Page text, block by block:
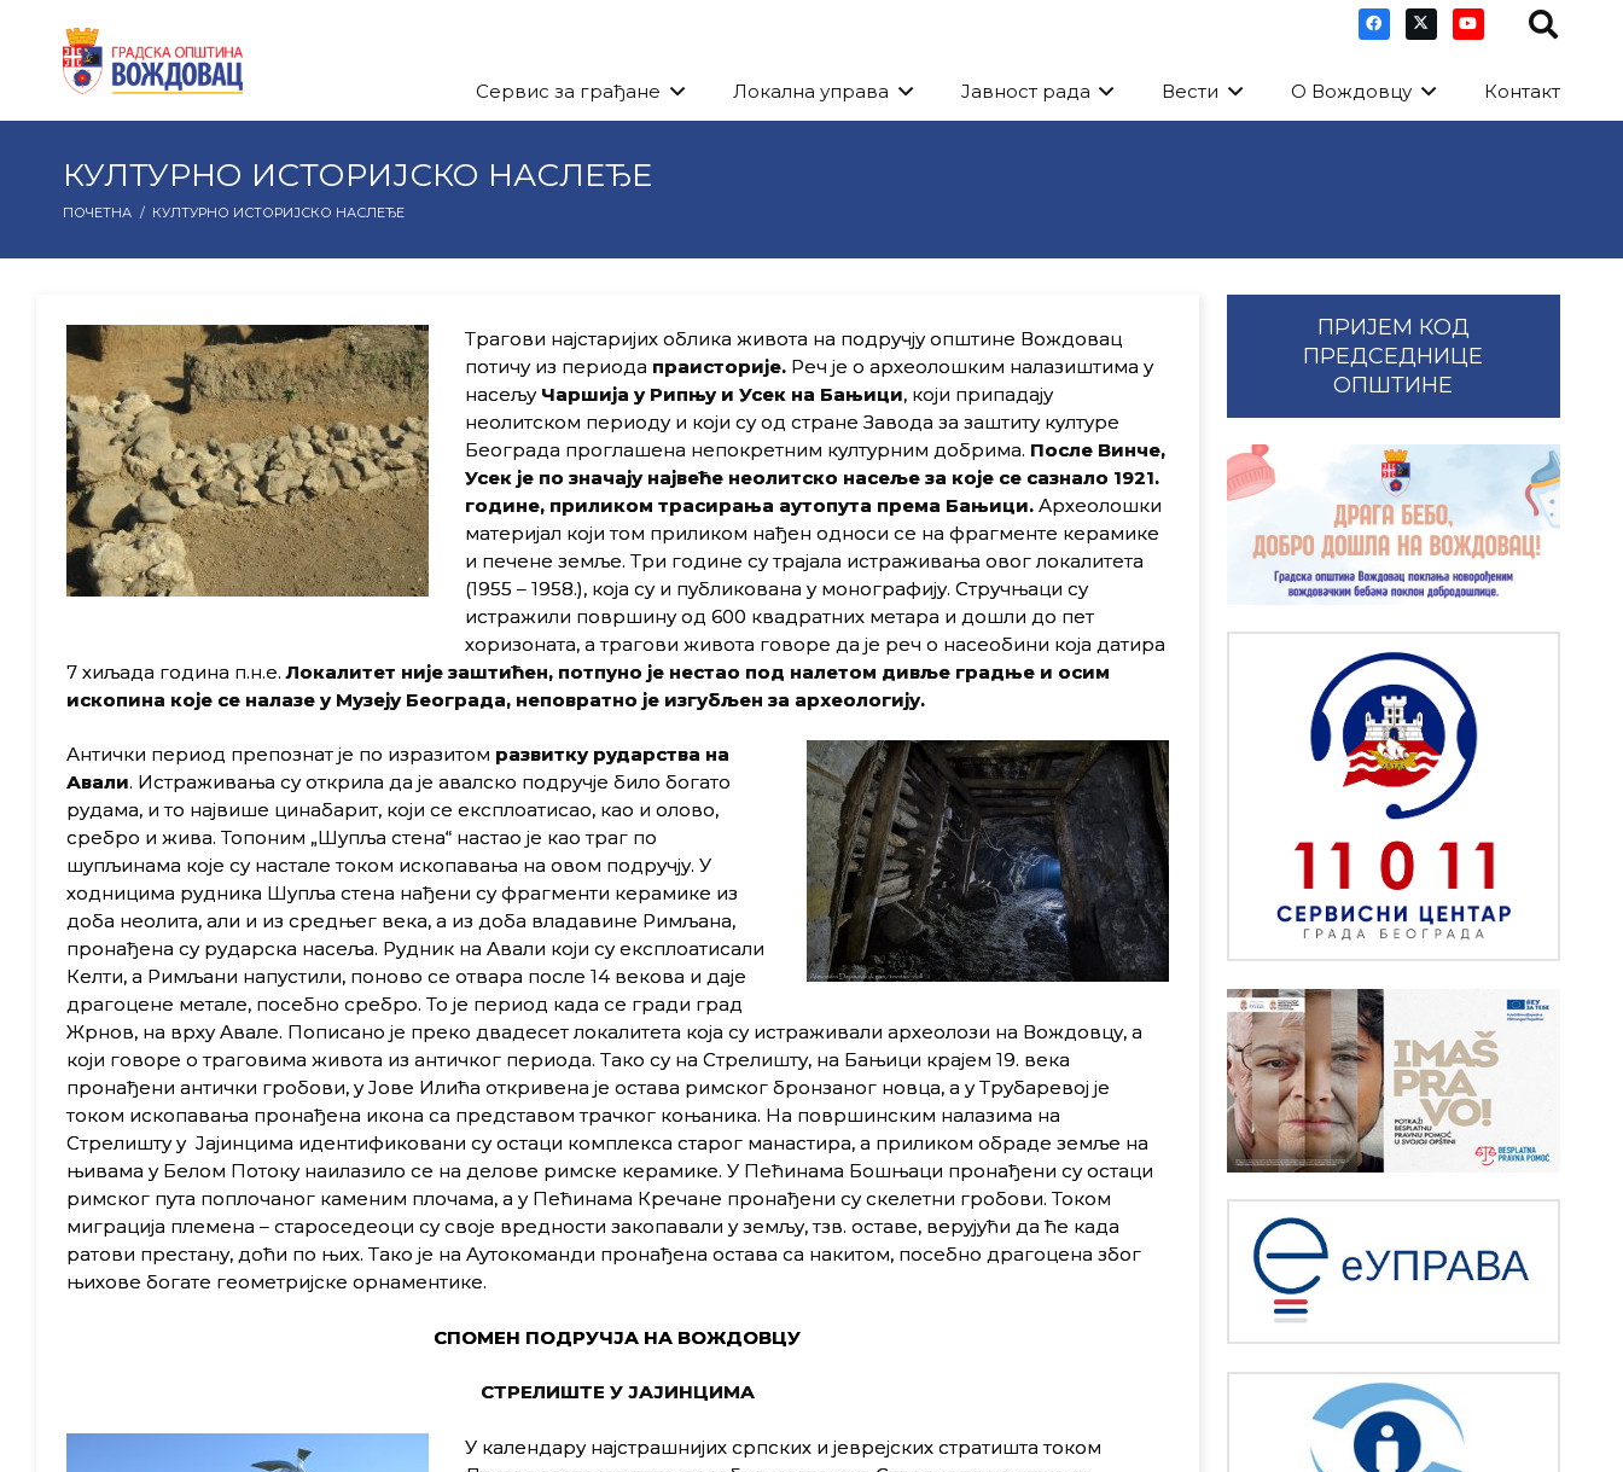
Сервис за грађане Локална управа Јавност рада Вести О Вождовцу Контакт
КУЛТУРНО ИСТОРИЈСКО НАСЛЕЂЕ
ПОЧЕТНА / КУЛТУРНО ИСТОРИЈСКО НАСЛЕЂЕ
Трагови најстаријих облика живота на подручју општине Вождовац
потичу из периода праисторије.Реч је о археолошким налазиштима у
насељу Чаршија у Рипњу и Усек на Бањици, који припадају
неолитском периоду и који су од стране Завода за заштиту културе
Београда проглашена непокретним културним добрима. После Винче,
Усек је по значају највеће неолитско насеље за које се сазнало 1921.
године, приликом трасирања аутопута према Бањици.Археолошки
материјал који том приликом нађен односи се на фрагменте керамике
и печене земље. Три године су трајала истраживања овог локалитета
(1955 – 1958.), која су и публикована у монографију. Стручњаци су
истражили површину од 600 квадратних метара и дошли до пет
хоризоната, а трагови живота говоре да је реч о насеобини која датира
7 хиљада година п.н.е.Локалитет није заштићен, потпуно је нестао под налетом дивље градње и осим
ископина које се налазе у Музеју Београда, неповратно је изгубљен за археологију.
Антички период препознат је по изразитом развитку рударства на
Авали. Истраживања су открила да је авалско подручје било богато
рудама, и то највише цинабарит, који се експлоатисао, као и олово,
сребро и жива. Топоним „Шупља стена“ настао је као траг по
шупљинама које су настале током ископавања на овом подручју. У
ходницима рудника Шупља стена нађени су фрагменти керамике из
доба неолита, али и из средњег века, а из доба владавине Римљана,
пронађена су рударска насеља. Рудник на Авали који су експлоатисали
Келти, а Римљани напустили, поново се отвара после 14 векова и даје
драгоцене метале, посебно сребро. То је период када се гради град
Жрнов, на врху Авале. Пописано је преко двадесет локалитета која су истраживали археолози на Вождовцу, а
који говоре о траговима живота из античког периода. Тако су на Стрелишту, на Бањици крајем 19. века
пронађени антички гробови, у Јове Илића откривена је остава римског бронзаног новца, а у Трубаревој је
током ископавања пронађена икона са представом трачког коњаника. На површинским налазима на
Стрелишту у Јајинцима идентификовани су остаци комплекса старог манастира, а приликом обраде земље на
њивама у Белом Потоку наилазило се на делове римске керамике. У Пећинама Бошњаци пронађени су остаци
римског пута поплочаног каменим плочама, а у Пећинама Кречане пронађени су скелетни гробови. Током
миграција племена – староседеоци су своје вредности закопавали у земљу, тзв. оставе, верујући да ће када
ратови престану, доћи по њих. Тако је на Аутокоманди пронађена остава са накитом, посебно драгоцена због
њихове богате геометријске орнаментике.
СПОМЕН ПОДРУЧЈА НА ВОЖДОВЦУ
СТРЕЛИШТЕ УЈАЈИНЦИМА
У календару најстрашнијих српских и јеврејских стратишта током
ПРИЈЕМ КОД
ПРЕДСЕДНИЦЕ
ОПШТИНЕ